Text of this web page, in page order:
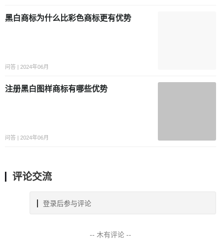
黑白商标为什么比彩色商标更有优势
问答 | 2024年06月
注册黑白图样商标有哪些优势
问答 | 2024年06月
评论交流
登录后参与评论
-- 木有评论 --